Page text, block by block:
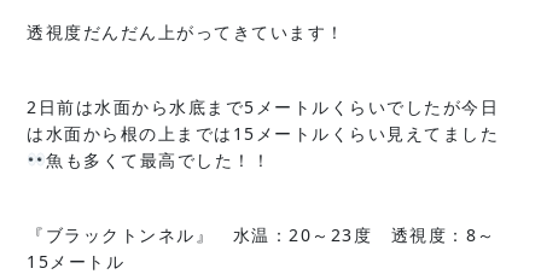
透視度だんだん上がってきています！
2日前は水面から水底まで5メートルくらいでしたが今日
は水面から根の上までは15メートルくらい見えてました
魚も多くて最高でした！！
『ブラックトンネル』 水温：20～23度 透視度：8～
15メートル